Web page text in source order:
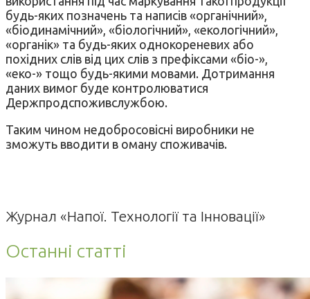
будь-яких позначень та написів «органічний»,
«біодинамічний», «біологічний», «екологічний»,
«органік» та будь-яких однокореневих або
похідних слів від цих слів з префіксами «біо-»,
«еко-» тощо будь-якими мовами. Дотримання
даних вимог буде контролюватися
Держпродспоживслужбою.
Таким чином недобросовісні виробники не
зможуть вводити в оману споживачів.
Журнал «Напої. Технології та Інновації»
Останні статті